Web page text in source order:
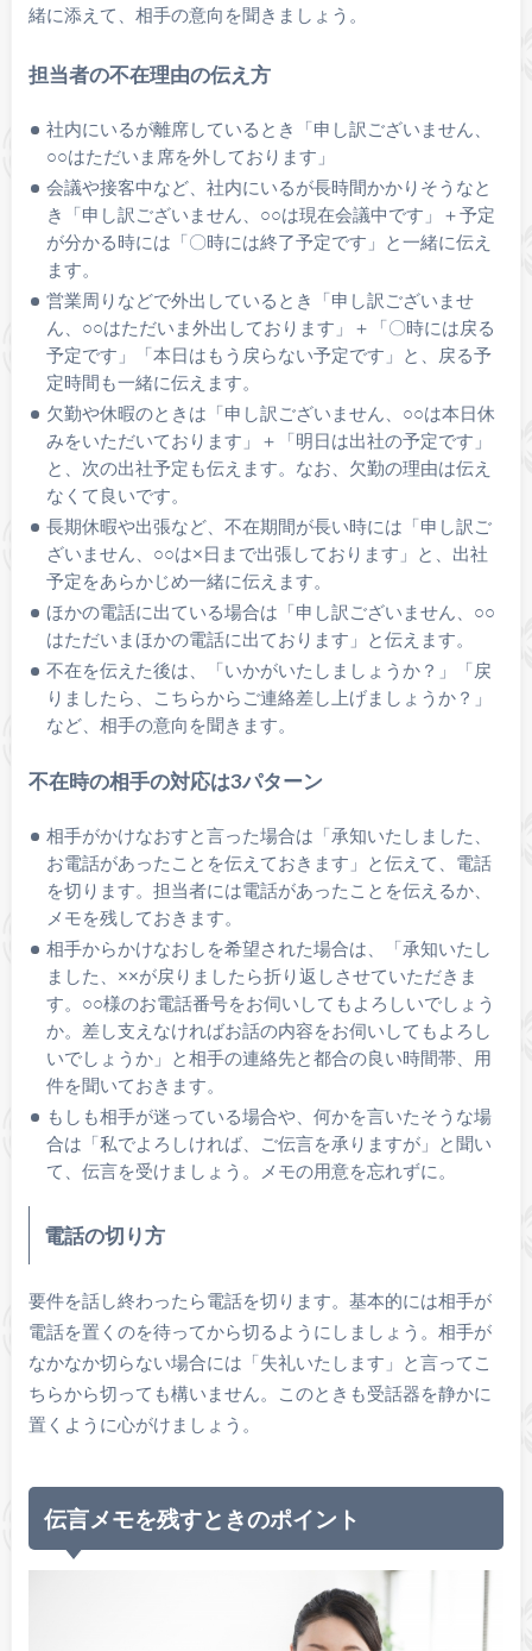
緒に添えて、相手の意向を聞きましょう。
担当者の不在理由の伝え方
社内にいるが離席しているとき「申し訳ございません、
○○はただいま席を外しております」
会議や接客中など、社内にいるが長時間かかりそうなと
き「申し訳ございません、○○は現在会議中です」＋予定
が分かる時には「〇時には終了予定です」と一緒に伝え
ます。
営業周りなどで外出しているとき「申し訳ございませ
ん、○○はただいま外出しております」＋「〇時には戻る
予定です」「本日はもう戻らない予定です」と、戻る予
定時間も一緒に伝えます。
欠勤や休暇のときは「申し訳ございません、○○は本日休
みをいただいております」＋「明日は出社の予定です」
と、次の出社予定も伝えます。なお、欠勤の理由は伝え
なくて良いです。
長期休暇や出張など、不在期間が長い時には「申し訳ご
ざいません、○○は×日まで出張しております」と、出社
予定をあらかじめ一緒に伝えます。
ほかの電話に出ている場合は「申し訳ございません、○○
はただいまほかの電話に出ております」と伝えます。
不在を伝えた後は、「いかがいたしましょうか？」「戻
りましたら、こちらからご連絡差し上げましょうか？」
など、相手の意向を聞きます。
不在時の相手の対応は3パターン
相手がかけなおすと言った場合は「承知いたしました、
お電話があったことを伝えておきます」と伝えて、電話
を切ります。担当者には電話があったことを伝えるか、
メモを残しておきます。
相手からかけなおしを希望された場合は、「承知いたし
ました、××が戻りましたら折り返しさせていただきま
す。○○様のお電話番号をお伺いしてもよろしいでしょう
か。差し支えなければお話の内容をお伺いしてもよろし
いでしょうか」と相手の連絡先と都合の良い時間帯、用
件を聞いておきます。
もしも相手が迷っている場合や、何かを言いたそうな場
合は「私でよろしければ、ご伝言を承りますが」と聞い
て、伝言を受けましょう。メモの用意を忘れずに。
電話の切り方
要件を話し終わったら電話を切ります。基本的には相手が
電話を置くのを待ってから切るようにしましょう。相手が
なかなか切らない場合には「失礼いたします」と言ってこ
ちらから切っても構いません。このときも受話器を静かに
置くように心がけましょう。
伝言メモを残すときのポイント